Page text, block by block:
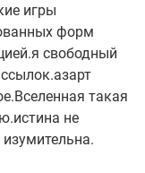
игры
форм
свободный
такая
не